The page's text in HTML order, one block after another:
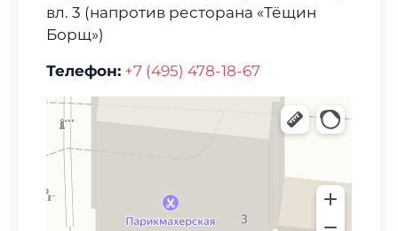
вл. 3 (напротив ресторана «Тёщин
Борщ»)
Телефон: +7 (495) 478-18-67